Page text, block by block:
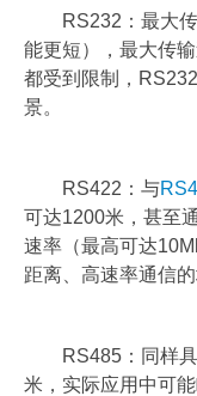
RS232：最大传
能更短），最大传
都受到限制，
景。
RS422：与
可达1200米，甚至
速率（最高可达
距离、高速率通信的
RS485：同样具
米，实际应用中可